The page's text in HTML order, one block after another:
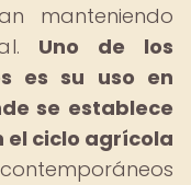
manteniendo
Uno de los
es su uso en
se establece
el ciclo agrícola